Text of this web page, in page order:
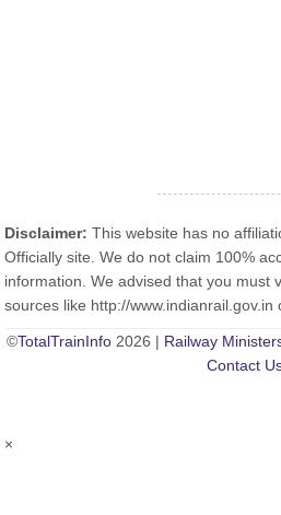
Disclaimer: This website has no
Officially site. We do not claim 100%
information. We advised that you must
sources like http://www.indianrail.gov.in
©TotalTrainInfo 2026 | Railway
Contact
×